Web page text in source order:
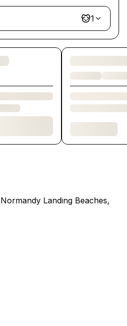
1
et des formules…
Landing Beaches,